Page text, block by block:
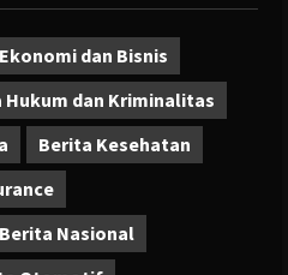
dan Bisnis
Hukum dan Kriminalitas
Berita Kesehatan
Berita Nasional